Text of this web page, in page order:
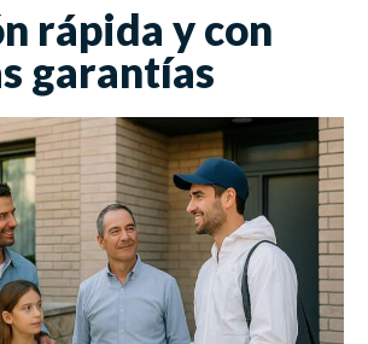
rápida y con
garantías